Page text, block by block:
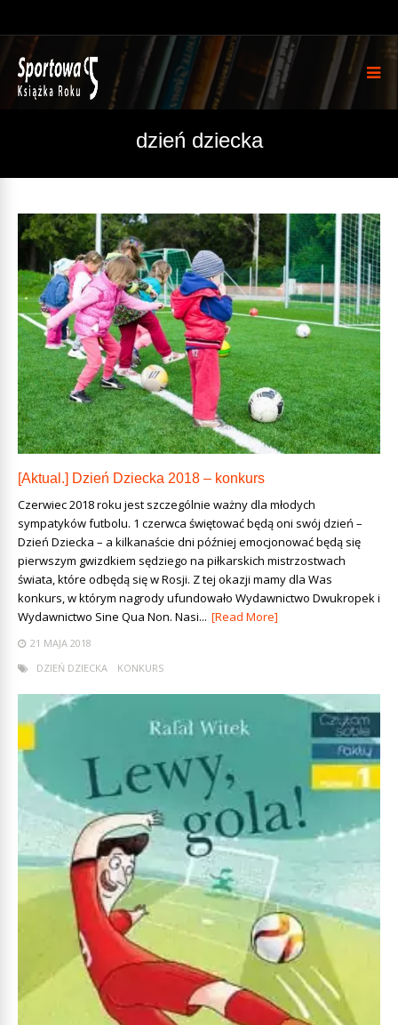
dzień dziecka
[Aktual.] Dzień Dziecka 2018 – konkurs
Czerwiec 2018 roku jest szczególnie ważny dla młodych
sympatyków futbolu. 1 czerwca świętować będą oni swój dzień –
Dzień Dziecka – a kilkanaście dni później emocjonować będą się
pierwszym gwizdkiem sędziego na piłkarskich mistrzostwach
świata, które odbędą się w Rosji. Z tej okazji mamy dla Was
konkurs, w którym nagrody ufundowało Wydawnictwo Dwukropek i
Wydawnictwo Sine Qua Non. Nasi... [Read More]
21 MAJA 2018
DZIEŃ DZIECKA
KONKURS